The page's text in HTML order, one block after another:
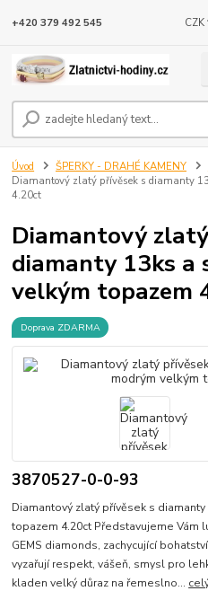
CZK
+420 379 492 545
Úvod ŠPERKY - DRAHÉ KAMENY
Diamantový zlatý přívěsek s diamanty
4.20ct
Diamantový
diamanty 13ks a
velkým topazem
Doprava ZDARMA
3870527-0-0-93
Diamantový zlatý přívěsek s
topazem 4.20ct Představujeme Vám
GEMS diamonds, zachycující
vyzařují respekt, vášeň, smysl pro
kladen velký důraz na řemeslno...